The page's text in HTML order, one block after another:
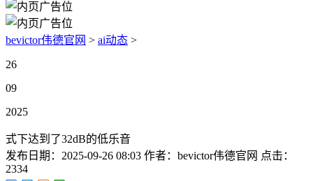
bevictor伟德官网 > ai动态 >
26
09
2025
式下达到了32dB的低乐音
发布日期： 2025-09-26 08:03 作者： bevictor伟德官网 点击：
2334